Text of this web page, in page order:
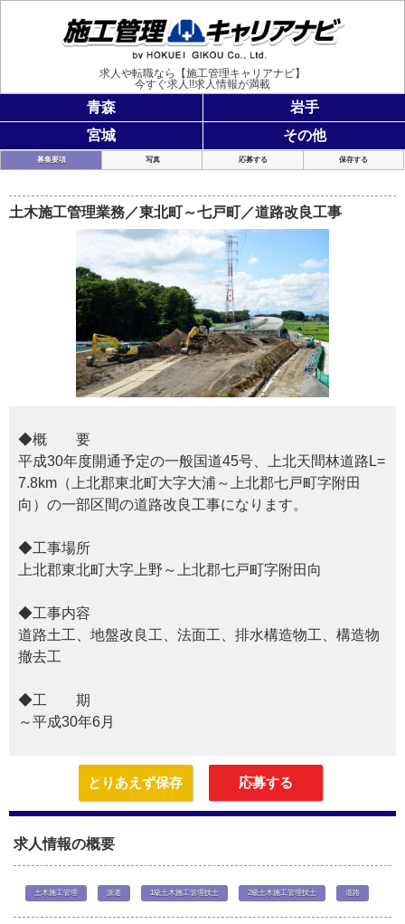
求人や転職なら【施工管理キャリアナビ】
今すぐ求人!!求人情報が満載
青森
岩手
宮城
その他
募集要項 写真 応募する 保存する
土木施工管理業務／東北町～七戸町／道路改良工事
◆概 要
平成30年度開通予定の一般国道45号、上北天間林道路L=
7.8km（上北郡東北町大字大浦～上北郡七戸町字附田
向）の一部区間の道路改良工事になります。
◆工事場所
上北郡東北町大字上野～上北郡七戸町字附田向
◆工事内容
道路土工、地盤改良工、法面工、排水構造物工、構造物
撤去工
◆工 期
～平成30年6月
とりあえず保存 応募する
求人情報の概要
土木施工管理 派遣 1級土木施工管理技士 2級土木施工管理技士 道路